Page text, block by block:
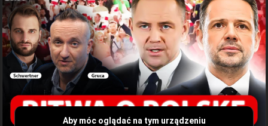
Aby móc oglądać na tym urządzeniu